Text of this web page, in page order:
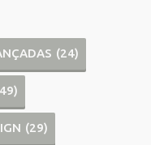
(24)
(29)